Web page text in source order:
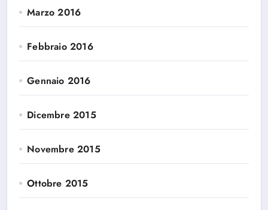
Marzo 2016
Febbraio 2016
Gennaio 2016
Dicembre 2015
Novembre 2015
Ottobre 2015